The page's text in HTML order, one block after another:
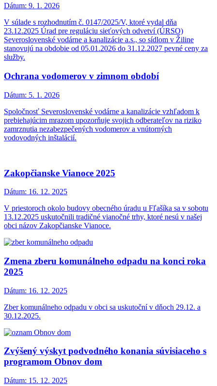
Dátum: 9. 1. 2026
V súlade s rozhodnutím č. 0147/2025/V, ktoré vydal dňa
23.12.2025 Úrad pre reguláciu sieťových odvetví (ÚRSO)
Severoslovenské vodárne a kanalizácie a.s., so sídlom v Žiline
stanovujú na obdobie od 05.01.2026 do 31.12.2027 pevné ceny za
služby.
Ochrana vodomerov v zimnom období
Dátum: 5. 1. 2026
Spoločnosť Severoslovenské vodárne a kanalizácie vzhľadom k
prebiehajúcim mrazom upozorňuje svojich odberateľov na riziko
zamrznutia nezabezpečených vodomerov a vnútorných
vodovodných inštalácií.
Zakopčianske Vianoce 2025
Dátum: 16. 12. 2025
V priestoroch okolo budovy obecného úradu u Fľašíka sa v sobotu
13.12.2025 uskutočnili tradičné vianočné trhy, ktoré nesú v našej
obci názov Zakopčianske Vianoce.
Zmena zberu komunálneho odpadu na konci roka
2025
Dátum: 16. 12. 2025
Zber komunálneho odpadu v obci sa uskutoční v dňoch 29.12. a
30.12.2025.
Zvýšený výskyt podvodného konania súvisiaceho s
programom Obnov dom
Dátum: 15. 12. 2025